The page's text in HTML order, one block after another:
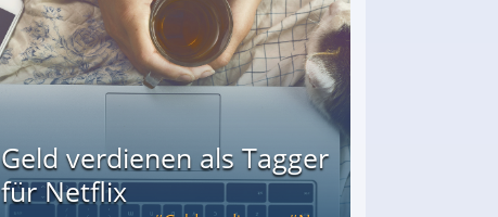
Geld verdienen als Tagger
für Netflix